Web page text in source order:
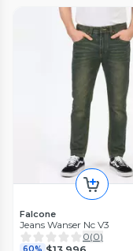
Falcone
Jeans Wanser Nc V3
0(0)